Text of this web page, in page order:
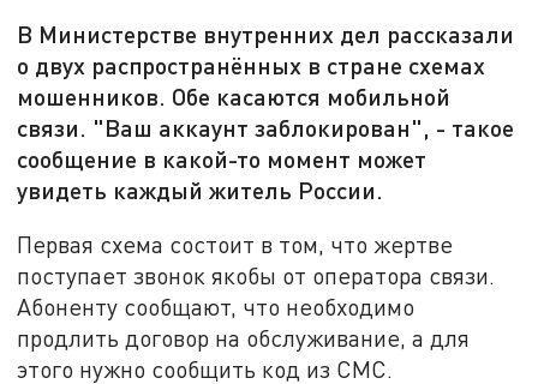
В Министерстве внутренних дел рассказали
о двух распространённых в стране схемах
мошенников. Обе касаются мобильной
связи. "Ваш аккаунт заблокирован", - такое
сообщение в какой-то момент может
увидеть каждый житель России.
Первая схема состоит в том, что жертве
поступает звонок якобы от оператора связи.
Абоненту сообщают, что необходимо
продлить договор на обслуживание, а для
этого нужно сообщить код из СМС.